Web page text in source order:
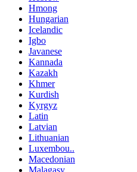
Hmong
Hungarian
Icelandic
Igbo
Javanese
Kannada
Kazakh
Khmer
Kurdish
Kyrgyz
Latin
Latvian
Lithuanian
Luxembou..
Macedonian